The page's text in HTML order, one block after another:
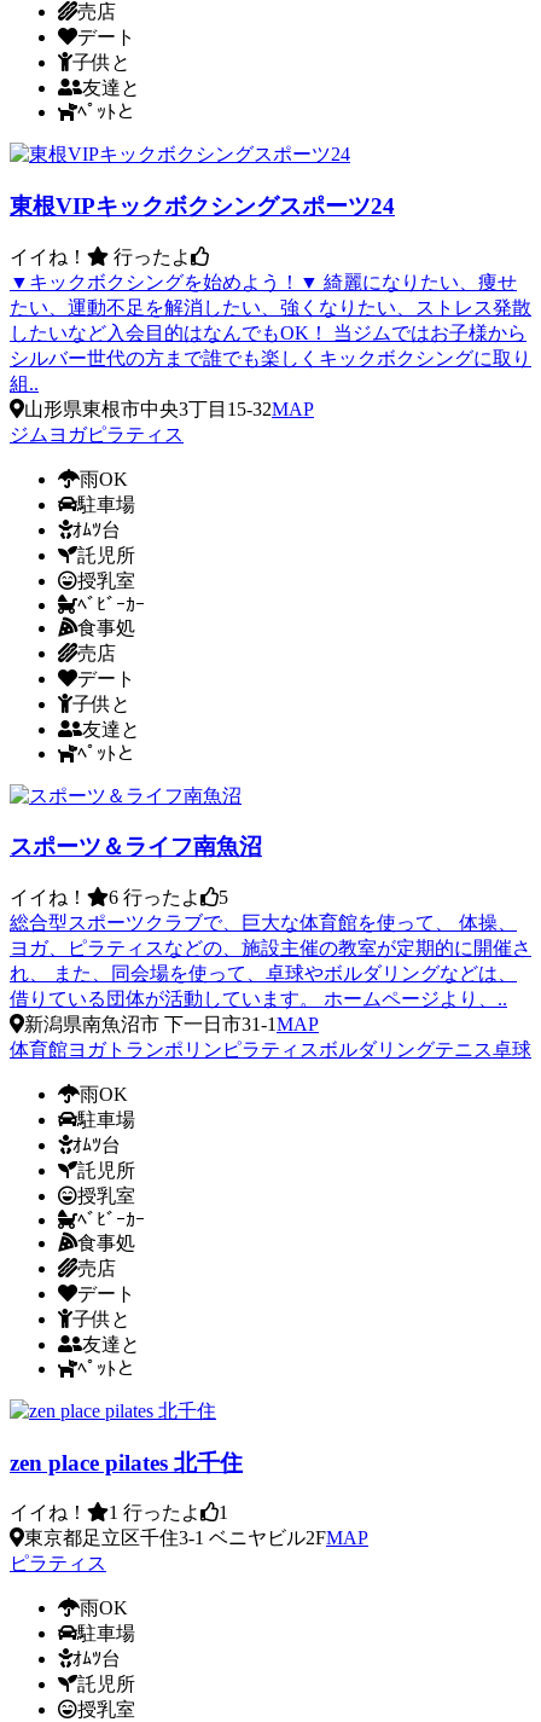
売店
デート
子供と
友達と
ﾍﾟｯﾄと
東根VIPキックボクシングスポーツ24
イイね！
行ったよ
▼キックボクシングを始めよう！▼ 綺麗になりたい、痩せ
たい、運動不足を解消したい、強くなりたい、ストレス発散
したいなど入会目的はなんでもOK！ 当ジムではお子様から
シルバー世代の方まで誰でも楽しくキックボクシングに取り
組..
山形県東根市中央3丁目15-32MAP
ジム ヨガピラティス
雨OK
駐車場
ｵﾑﾂ台
託児所
授乳室
ﾍﾞﾋﾞｰｶｰ
食事処
売店
デート
子供と
友達と
ﾍﾟｯﾄと
スポーツ＆ライフ南魚沼
イイね！ 6 行ったよ
5
総合型スポーツクラブで、巨大な体育館を使って、 体操、
ヨガ、ピラティスなどの、施設主催の教室が定期的に開催さ
れ、 また、同会場を使って、卓球やボルダリングなどは、
借りている団体が活動しています。 ホームページより、..
新潟県南魚沼市 下一日市31‐1MAP
体育館ヨガトランポリン ピラティスボルダリングテニス卓球
雨OK
駐車場
ｵﾑﾂ台
託児所
授乳室
ﾍﾞﾋﾞｰｶｰ
食事処
売店
デート
子供と
友達と
ﾍﾟｯﾄと
zen place pilates 北千住
イイね！ 1 行ったよ
1
東京都足立区千住3-1 ベニヤビル2FMAP
ピラティス
雨OK
駐車場
ｵﾑﾂ台
託児所
授乳室